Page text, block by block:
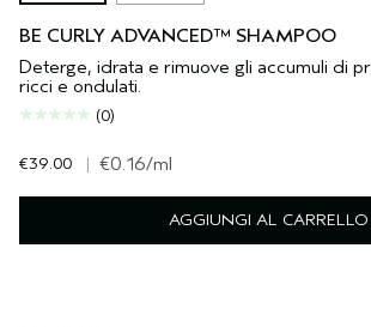
BE CURLY ADVANCED™ SHAMPOO
Deterge, idrata e rimuove gli accumuli di
ricci e ondulati.
(0)
€39.00 | €0.16/ml
AGGIUNGI AL CARRELLO